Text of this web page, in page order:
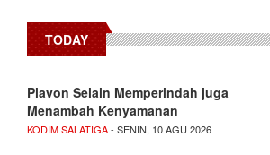
TODAY
Plavon Selain Memperindah juga
Menambah Kenyamanan
KODIM SALATIGA- SENIN, 10 AGU 2026